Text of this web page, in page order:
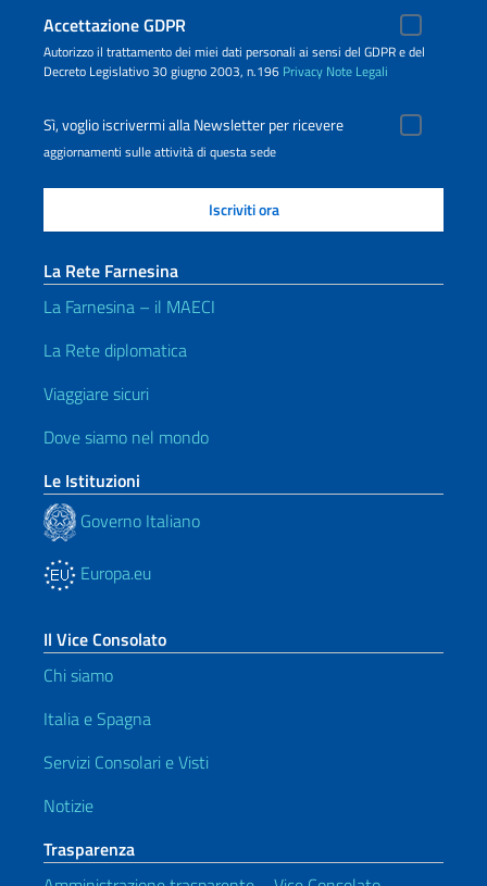
Accettazione GDPR
Autorizzo il trattamento dei miei dati personali ai sensi del GDPR e del
Decreto Legislativo 30 giugno 2003, n.196 Privacy Note Legali
Sì, voglio iscrivermi alla Newsletter per ricevere
aggiornamenti sulle attività di questa sede
La Rete Farnesina
La Farnesina – il MAECI
La Rete diplomatica
Viaggiare sicuri
Dove siamo nel mondo
Le Istituzioni
Governo Italiano
Europa.eu
Il Vice Consolato
Chi siamo
Italia e Spagna
Servizi Consolari e Visti
Notizie
Trasparenza